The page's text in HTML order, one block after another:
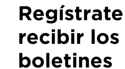
recibir los
boletines